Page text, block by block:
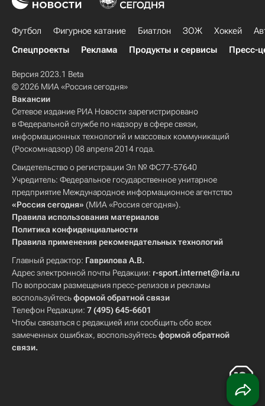
Футбол Фигурное катание Биатлон ЗОЖ Хоккей
Спецпроекты
Реклама Продукты и сервисы Пресс-
Версия 2023.1 Beta
© 2026 МИА «Россия сегодня»
Вакансии
Сетевое издание РИА Новости зарегистрировано
в Федеральной службе по надзору в сфере связи,
информационных технологий и массовых коммуникаций
(Роскомнадзор) 08 апреля 2014 года.
Свидетельство о регистрации Эл № ФС77-57640
Учредитель: Федеральное государственное унитарное
предприятие Международное информационное агентство
«Россия сегодня» (МИА «Россия сегодня»).
Правила использования материалов
Политика конфиденциальности
Правила применения рекомендательных технологий
Главный редактор: Гаврилова А.В.
Адрес электронной почты Редакции: r-sport.internet@ria.ru
По вопросам размещения пресс-релизов и рекламы
воспользуйтесьформой обратной связи
Телефон Редакции: 7 (495) 645-6601
Чтобы связаться с редакцией или сообщить обо всех
замеченных ошибках, воспользуйтесьформой обратной
связи.